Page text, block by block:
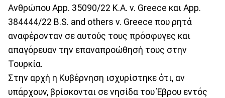
Ανθρώπου App. 35090/22 K.A. v. Greece και App.
384444/22 B.S. and others v. Greece που ρητά
αναφέρονταν σε αυτούς τους πρόσφυγες και
απαγόρευαν την επαναπροώθησή τους στην
Τουρκία.
Στην αρχή η Κυβέρνηση ισχυρίστηκε ότι, αν
υπάρχουν, βρίσκονται σε νησίδα του Έβρου εντός